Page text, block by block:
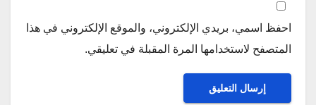
احفظ اسمي، بريدي الإلكتروني، والموقع الإلكتروني في هذا
المتصفح لاستخدامها المرة المقبلة في تعليقي.